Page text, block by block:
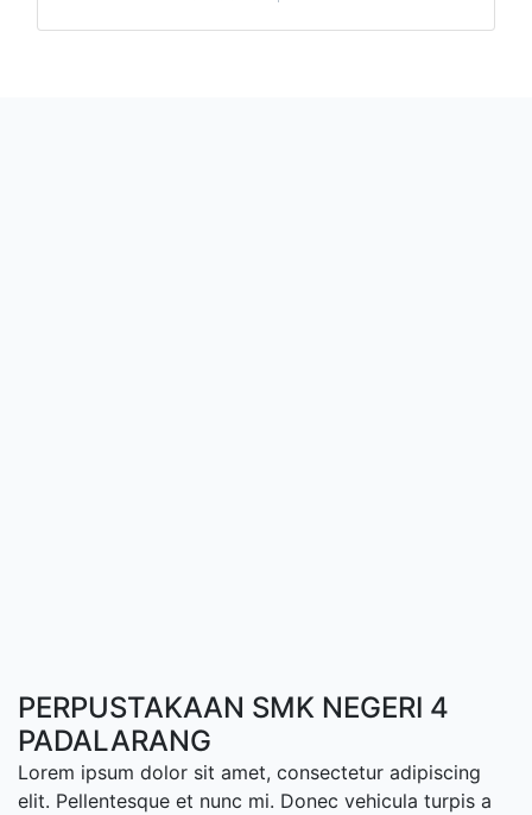
PERPUSTAKAAN SMK NEGERI 4
PADALARANG
Lorem ipsum dolor sit amet, consectetur adipiscing
elit. Pellentesque et nunc mi. Donec vehicula turpis a